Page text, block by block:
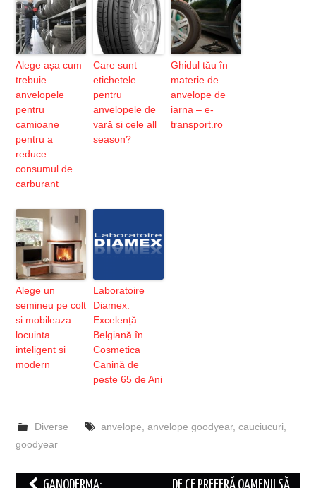
Alege așa cum
trebuie
anvelopele
pentru
camioane
pentru a
reduce
consumul de
carburant
Care sunt
etichetele
pentru
anvelopele de
vară și cele all
season?
Ghidul tău în
materie de
anvelope de
iarna – e-
transport.ro
Alege un
semineu pe colt
si mobileaza
locuinta
inteligent si
modern
Laboratoire
Diamex:
Excelență
Belgiană în
Cosmetica
Canină de
peste 65 de Ani
Diverse anvelope anvelope goodyear, cauciucuri
goodyear
Post